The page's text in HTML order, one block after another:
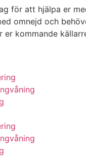
för att hjälpa er
omnejd och
kommande